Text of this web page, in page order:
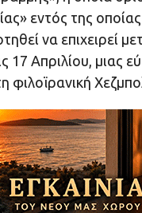
εντός της
να επιχειρεί
17 Απριλίου, μιας
φιλοϊρανική